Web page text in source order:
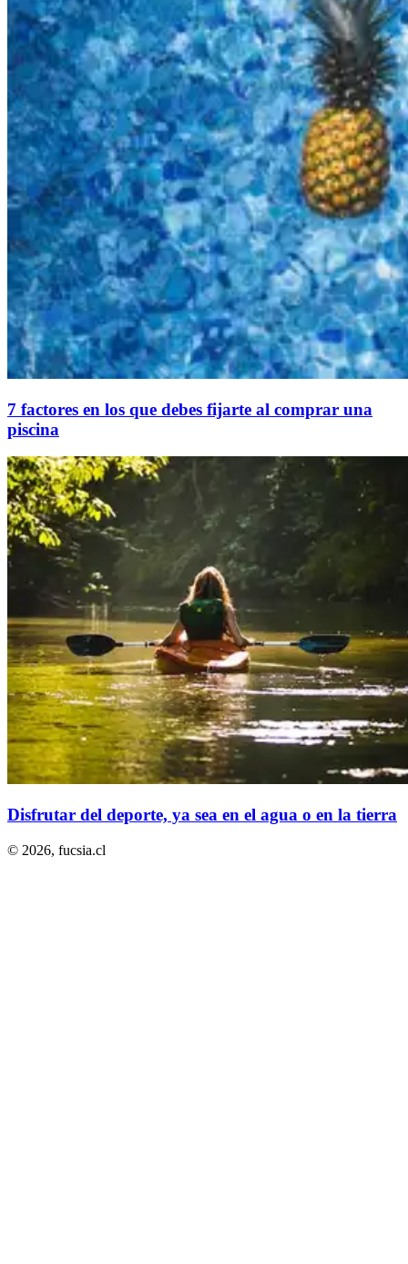
7 factores en los que debes fijarte al comprar una
piscina
Disfrutar del deporte, ya sea en el agua o en la tierra
© 2026, fucsia.cl